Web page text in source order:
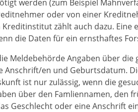
werden (zum Beispiel
oder von einer
zählt auch dazu.
die Daten für ein ernsthaftes
Meldebehörde Angaben über die
Anschrift/en und Geburtsdatum.
ist nur zulässig, wenn die
über den Famliennamen, den
Geschlecht oder eine Anschrift